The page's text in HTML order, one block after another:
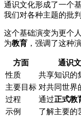
通识文化形成了一个
我们对各种主题的批判
这个基础演变为更个
为教育 ，强调了这种
方面 通识
性质
共享知识的
主要目标 对共同世界
过程
通过正式教
示例
了解主要的